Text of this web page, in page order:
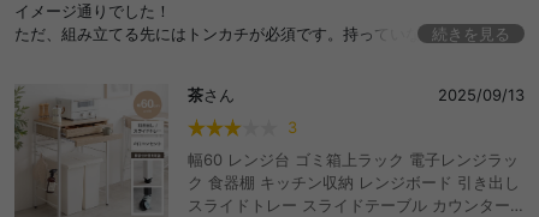
イメージ通りでした！
ただ、組み立てる先にはトンカチが必須です。持っていなかった私は大
ラック脚が上下で分かれており、連結して組み立てるのですが、、、接
続部分の部品をはめるのが、トンカチがあれば簡単ですが持っていない
人は超大変だと思います。自重をかけても完全には接続しきれず、それ
に伴いビスが打てないためビス無し連結して使っています。あとスライ
ド天板の部品が納品時オイリーでした。組み立て部品の商品改良がされ
れば、その他は文句なしに使いやすいです！
続きを見る
茶さん
2025/09/13
3
幅60 レンジ台 ゴミ箱上ラック 電子レンジラッ
ク 食器棚 キッチン収納 レンジボード 引き出し
スライドトレー スライドテーブル カウンター